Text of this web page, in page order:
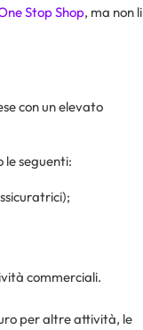
Stop Shop, ma non li
con un elevato
le seguenti:
commerciali.
per altre attività, le